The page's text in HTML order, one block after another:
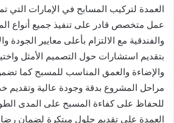
العمدة لتركيب المسابح في الإمارات التي
عمل متخصص قادر على تنفيذ جميع أنواع
والفندقية مع الالتزام بأعلى معايير الجودة
بتقديم استشارات حول التصميم الأمثل
والإضاءة والعمق المناسب للمسبح كما
مراحل المشروع بدقة وجودة عالية وتقديم
للحفاظ على كفاءة المسبح على المدى
العمدة على تقديم حلول مبتكرة لضمان رضا